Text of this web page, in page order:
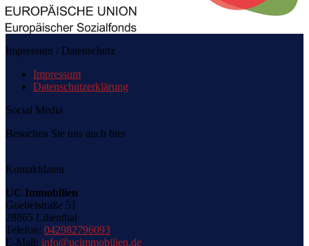
Impressum / Datenschutz
Impressum
Datenschutzerklärung
Social Media
Besuchen Sie uns auch hier
Kontaktdaten
UC Immobilien
Goebelstraße 51
28865 Lilienthal
Telefon: 042982796093
E-Mail: info@ucimmobilien.de